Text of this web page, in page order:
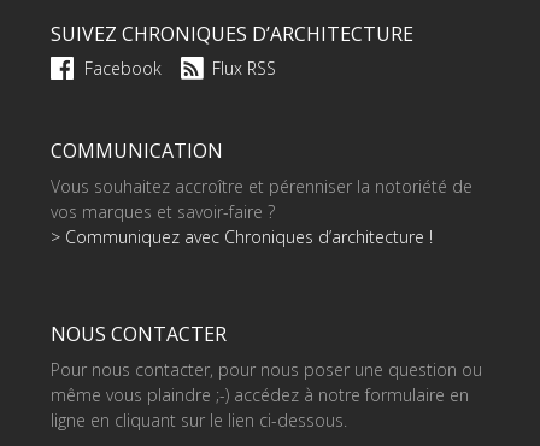
SUIVEZ CHRONIQUES D’ARCHITECTURE
Facebook Flux RSS
COMMUNICATION
Vous souhaitez accroître et pérenniser la notoriété de
vos marques et savoir-faire ?
> Communiquez avec Chroniques d’architecture !
NOUS CONTACTER
Pour nous contacter, pour nous poser une question ou
même vous plaindre ;-) accédez à notre formulaire en
ligne en cliquant sur le lien ci-dessous.